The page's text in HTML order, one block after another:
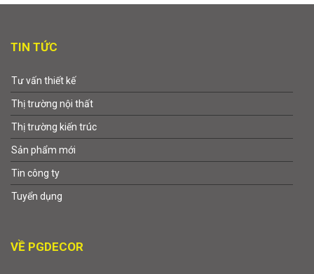
TIN TỨC
Tư vấn thiết kế
Thị trường nội thất
Thị trường kiến trúc
Sản phẩm mới
Tin công ty
Tuyển dụng
VỀ PGDECOR